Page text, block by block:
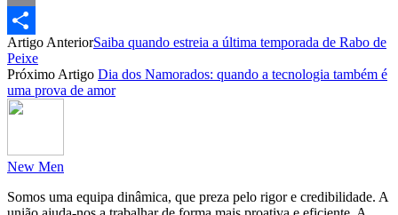
Email
Partilhar
Artigo AnteriorSaiba quando estreia a última temporada de Rabo de
Peixe
Próximo Artigo Dia dos Namorados: quando a tecnologia também é
uma prova de amor
New Men
Somos uma equipa dinâmica, que preza pelo rigor e credibilidade. A